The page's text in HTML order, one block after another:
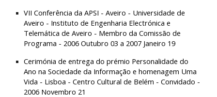
VII Conferência da APSI - Aveiro - Universidade de
Aveiro - Instituto de Engenharia Electrónica e
Telemática de Aveiro - Membro da Comissão de
Programa - 2006 Outubro 03 a 2007 Janeiro 19
Cerimónia de entrega do prémio Personalidade do
Ano na Sociedade da Informação e homenagem Uma
Vida - Lisboa - Centro Cultural de Belém - Convidado -
2006 Novembro 21